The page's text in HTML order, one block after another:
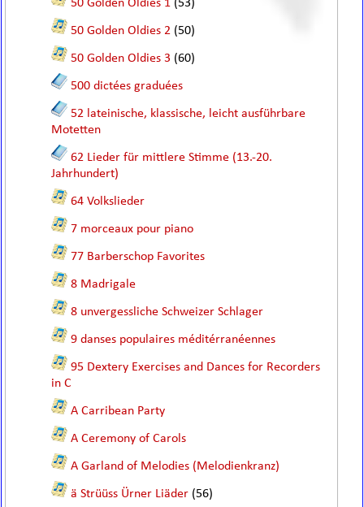
50 Golden Oldies 1 (53)
50 Golden Oldies 2 (50)
50 Golden Oldies 3 (60)
500 dictées graduées
52 lateinische, klassische, leicht ausführbare
Motetten
62 Lieder für mittlere Stimme (13.-20.
Jahrhundert)
64 Volkslieder
7 morceaux pour piano
77 Barberschop Favorites
8 Madrigale
8 unvergessliche Schweizer Schlager
9 danses populaires méditérranéennes
95 Dextery Exercises and Dances for Recorders
in C
A Carribean Party
A Ceremony of Carols
A Garland of Melodies (Melodienkranz)
ä Strüüss Ürner Liäder (56)